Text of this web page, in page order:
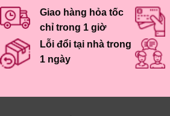
Giao hàng hỏa tốc
chỉ trong 1 giờ
Lỗi đổi tại nhà trong
1 ngày